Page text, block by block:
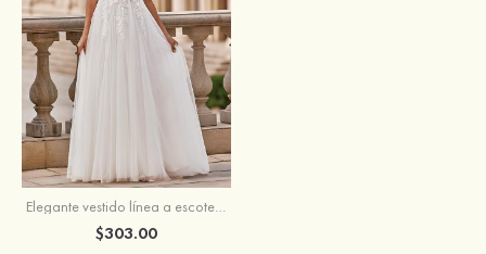
Elegante vestido línea a escote en v barrer tren tul vestido de novia
$303.00